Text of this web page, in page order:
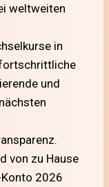
weltweiten
in
und
von zu Hause
2026